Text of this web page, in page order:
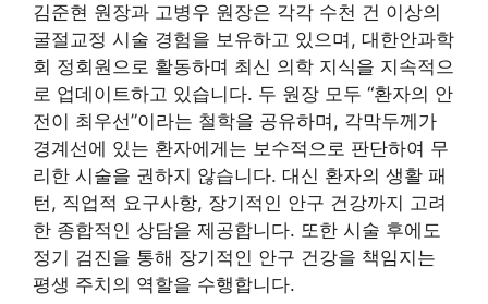
김준현 원장과 고병우 원장은 각각 수천 건 이상의
굴절교정 시술 경험을 보유하고 있으며, 대한안과학
회 정회원으로 활동하며 최신 의학 지식을 지속적으
로 업데이트하고 있습니다. 두 원장 모두 “환자의 안
전이 최우선”이라는 철학을 공유하며, 각막두께가
경계선에 있는 환자에게는 보수적으로 판단하여 무
리한 시술을 권하지 않습니다. 대신 환자의 생활 패
턴, 직업적 요구사항, 장기적인 안구 건강까지 고려
한 종합적인 상담을 제공합니다. 또한 시술 후에도
정기 검진을 통해 장기적인 안구 건강을 책임지는
평생 주치의 역할을 수행합니다.